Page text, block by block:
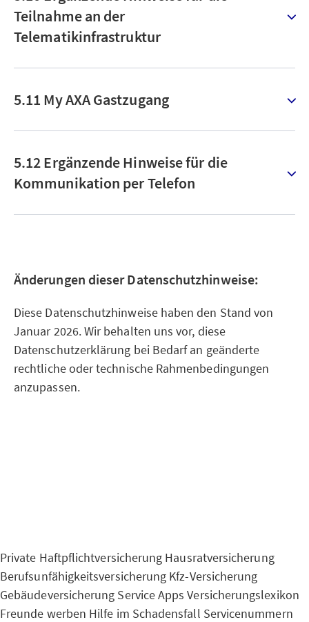
Teilnahme an der
Telematikinfrastruktur
5.11 My AXA Gastzugang
5.12 Ergänzende Hinweise für die
Kommunikation per Telefon
Änderungen dieser Datenschutzhinweise:
Diese Datenschutzhinweise haben den Stand von
Januar 2026. Wir behalten uns vor, diese
Datenschutzerklärung bei Bedarf an geänderte
rechtliche oder technische Rahmenbedingungen
anzupassen.
Private Haftpflichtversicherung Hausratversicherung
Berufsunfähigkeitsversicherung Kfz-Versicherung
Gebäudeversicherung Service Apps Versicherungslexikon
Freunde werben Hilfe im Schadensfall Servicenummern